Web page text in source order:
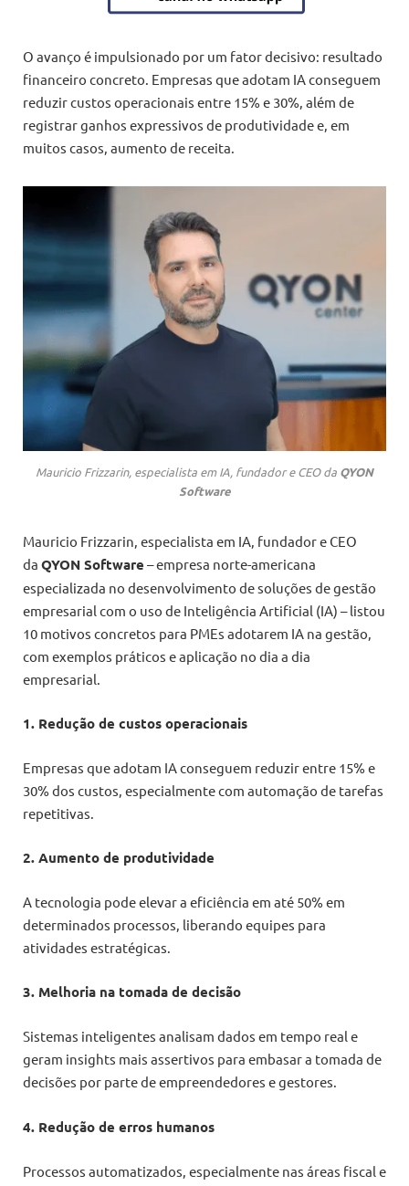
O avanço é impulsionado por um fator decisivo: resultado
financeiro concreto. Empresas que adotam IA conseguem
reduzir custos operacionais entre 15% e 30%, além de
registrar ganhos expressivos de produtividade e, em
muitos casos, aumento de receita.
Mauricio Frizzarin, especialista em IA, fundador e CEO da QYON
Software
Mauricio Frizzarin, especialista em IA, fundador e CEO
da QYON Software – empresa norte-americana
especializada no desenvolvimento de soluções de gestão
empresarial com o uso de Inteligência Artificial (IA) – listou
10 motivos concretos para PMEs adotarem IA na gestão,
com exemplos práticos e aplicação no dia a dia
empresarial.
1. Redução de custos operacionais
Empresas que adotam IA conseguem reduzir entre 15% e
30% dos custos, especialmente com automação de tarefas
repetitivas.
2. Aumento de produtividade
A tecnologia pode elevar a eficiência em até 50% em
determinados processos, liberando equipes para
atividades estratégicas.
3. Melhoria na tomada de decisão
Sistemas inteligentes analisam dados em tempo real e
geram insights mais assertivos para embasar a tomada de
decisões por parte de empreendedores e gestores.
4. Redução de erros humanos
Processos automatizados, especialmente nas áreas fiscal e